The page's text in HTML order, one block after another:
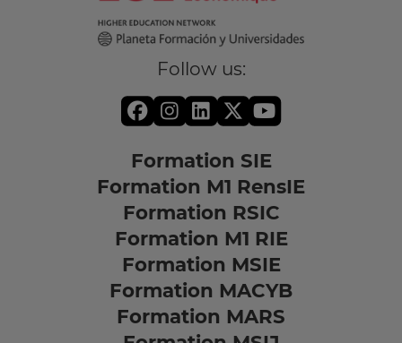
Follow us:
Formation SIE
Formation M1 RensIE
Formation RSIC
Formation M1 RIE
Formation MSIE
Formation MACYB
Formation MARS